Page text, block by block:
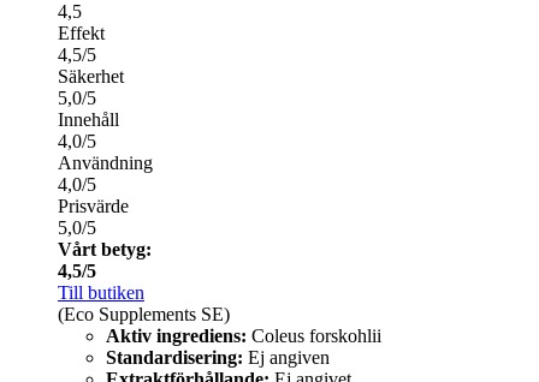
4,5
Effekt
4,5/5
Säkerhet
5,0/5
Innehåll
4,0/5
Användning
4,0/5
Prisvärde
5,0/5
Vårt betyg:
4,5/5
Till butiken
(Eco Supplements SE)
Aktiv ingrediens: Coleus forskohlii
Standardisering: Ej angiven